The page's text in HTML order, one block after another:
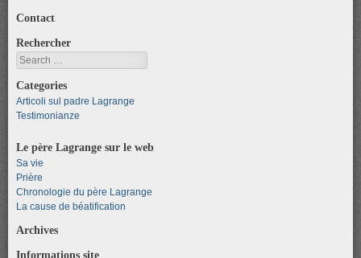
Contact
Rechercher
Search
Categories
Articoli sul padre Lagrange
Testimonianze
Le père Lagrange sur le web
Sa vie
Prière
Chronologie du père Lagrange
La cause de béatification
Archives
Informations site